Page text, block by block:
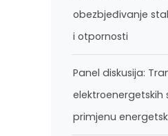
obezbjeđivanje
i otpornosti
Panel diskusija:
elektroenergetskih
primjenu